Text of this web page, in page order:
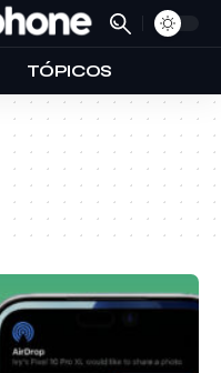
TÓPICOS